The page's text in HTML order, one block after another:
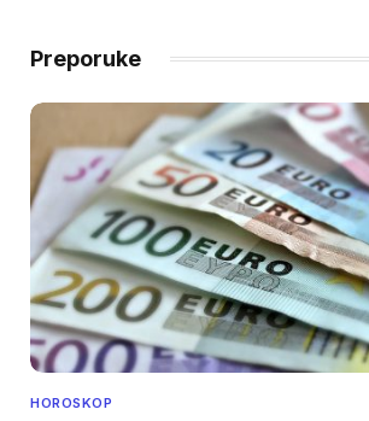
Preporuke
HOROSKOP